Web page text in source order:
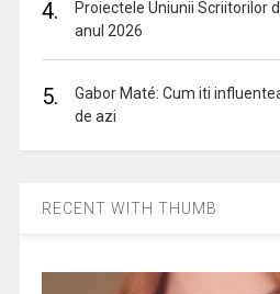
4.
Proiectele Uniunii Scriitorilor
anul 2026
5.
Gabor Maté: Cum iti
de azi
RECENT WITH THUMB